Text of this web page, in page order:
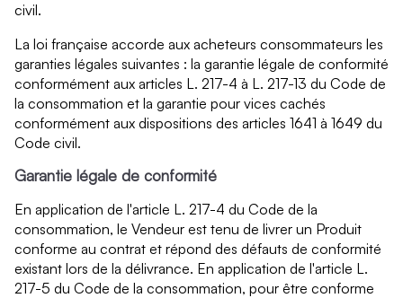
civil.
La loi française accorde aux acheteurs consommateurs les
garanties légales suivantes : la garantie légale de conformité
conformément aux articles L. 217-4 à L. 217-13 du Code de
la consommation et la garantie pour vices cachés
conformément aux dispositions des articles 1641 à 1649 du
Code civil.
Garantie légale de conformité
En application de l'article L. 217-4 du Code de la
consommation, le Vendeur est tenu de livrer un Produit
conforme au contrat et répond des défauts de conformité
existant lors de la délivrance. En application de l'article L.
217-5 du Code de la consommation, pour être conforme